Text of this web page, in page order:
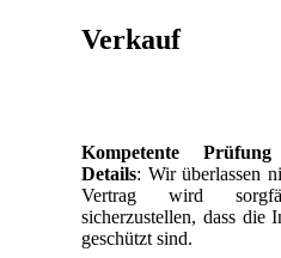
Verkauf
Kompetente
Details: Wir überlassen
Vertrag wird
sicherzustellen, dass die
geschützt sind.